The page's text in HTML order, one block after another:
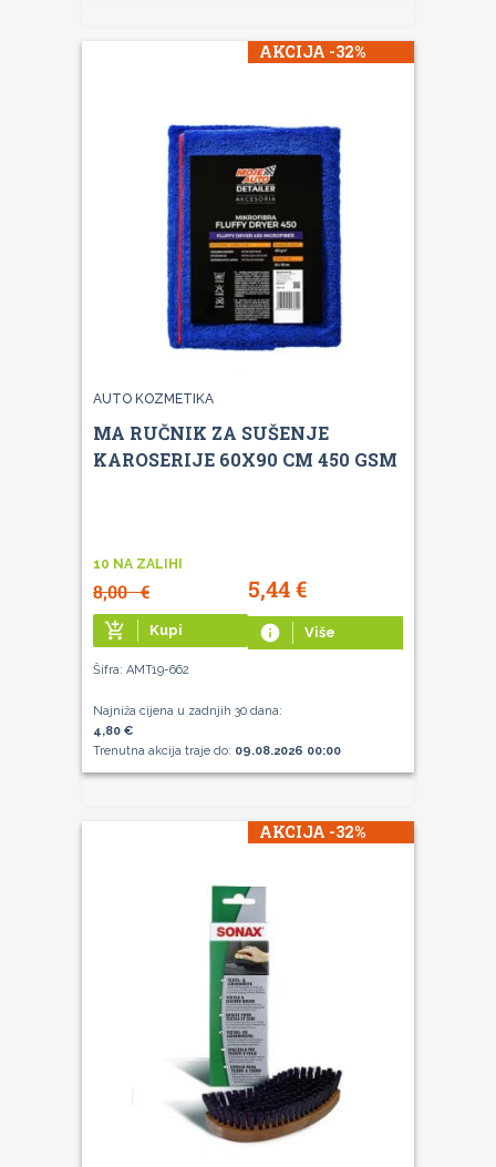
AKCIJA -32%
AUTO KOZMETIKA
MA RUČNIK ZA SUŠENJE
KAROSERIJE 60X90 CM 450 GSM
10 NA ZALIHI
8,00€ 5,44€
add_shopping_cart Kupi info Više
Šifra: AMT19-662
Najniža cijena u zadnjih 30 dana:
4,80 €
Trenutna akcija traje do: 09.08.2026 00:00
AKCIJA -32%